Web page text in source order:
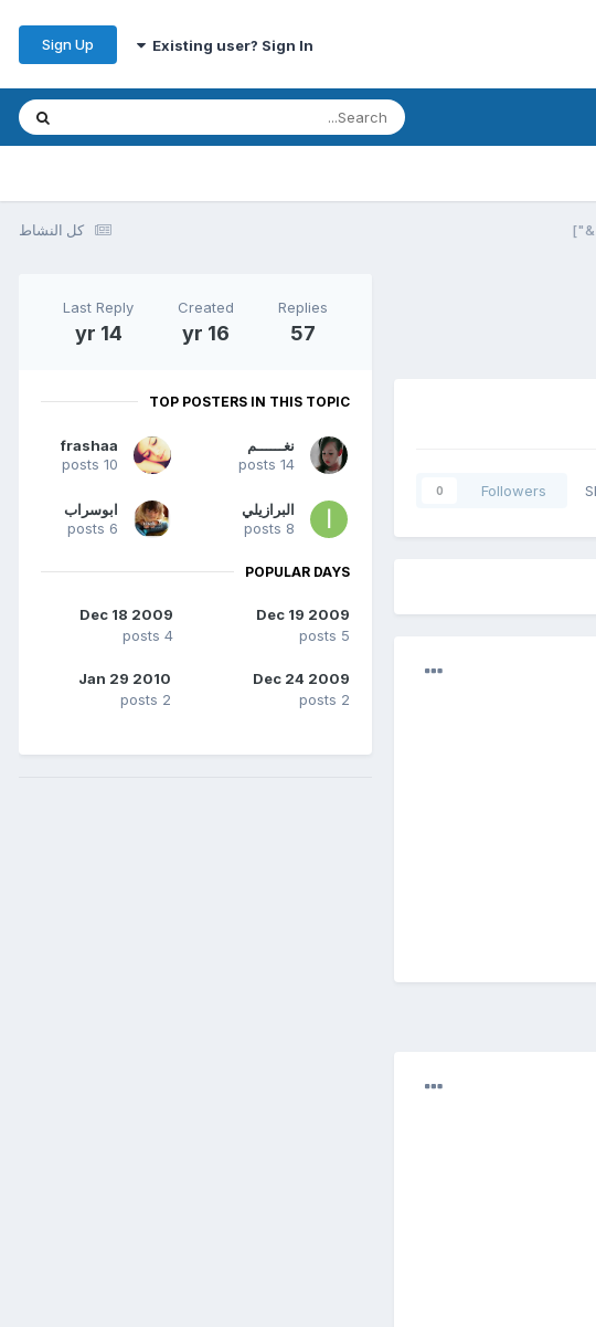
Existing user? Sign In
Sign Up
كل النشاط
Followers
0
Replies
57
Created
16 yr
Last Reply
14 yr
TOP POSTERS IN THIS TOPIC
نغــــــم
14 posts
frashaa
10 posts
البرازيلي
8 posts
ابوسراب
6 posts
POPULAR DAYS
Dec 19 2009
5 posts
Dec 18 2009
4 posts
Dec 24 2009
2 posts
Jan 29 2010
2 posts